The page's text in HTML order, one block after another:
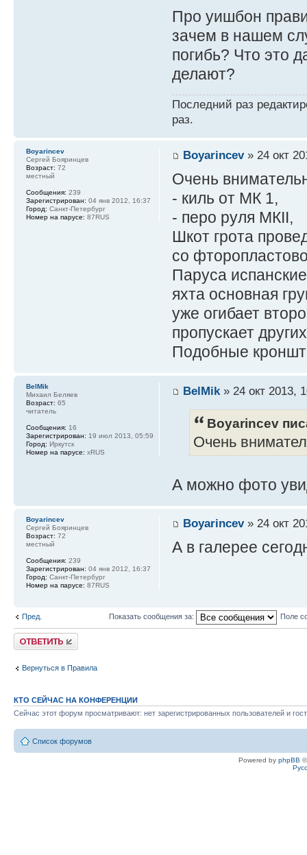
Про уишбон
зачем в нашем
погибь? Что это
делают?
Последний раз
раз.
Boyarincev» 24 окт
Очень
- киль от МК 1,
- перо руля МКII,
Шкот грота
со
Паруса
яхта основная
уже огибает
пропускает
Подобные
Boyarincev
Сергей Бояринцев
Возраст: 72
местный
Сообщения: 239
Зарегистрирован: 04 янв 2012, 16:37
Город: Санкт-Петербург
Номер на парусе: 87RUS
BelMik» 24 окт 2013,
Boyarincev
Очень
А можно фото
BelMik
Михаил Беляев
Возраст: 65
читатель
Сообщения: 16
Зарегистрирован: 19 июл 2013, 05:59
Город: Иркутск
Номер на парусе: xRUS
Boyarincev» 24 окт
А в галерее
Boyarincev
Сергей Бояринцев
Возраст: 72
местный
Сообщения: 239
Зарегистрирован: 04 янв 2012, 16:37
Город: Санкт-Петербург
Номер на парусе: 87RUS
Пред. Показать сообщения за: Поле
Ответить
Вернуться в Правила
КТО СЕЙЧАС НА КОНФЕРЕНЦИИ
Сейчас этот форум просматривают: нет зарегистрированных пользователей и
Список форумов
Powered by phpBB